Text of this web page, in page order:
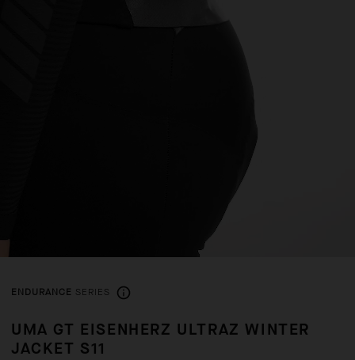
ENDURANCE SERIES
UMA GT EISENHERZ ULTRAZ WINTER
JACKET S11